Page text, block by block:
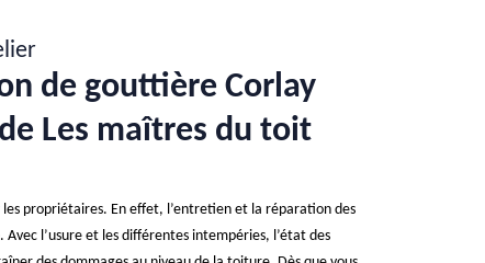
de gouttière Corlay
Les maîtres du toit
propriétaires. En effet, l’entretien et la réparation des
l’usure et les différentes intempéries, l’état des